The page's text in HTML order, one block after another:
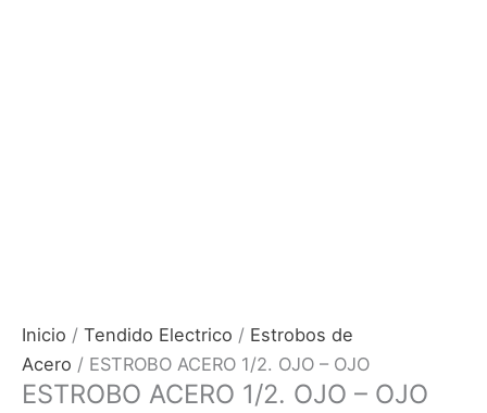
Inicio / Tendido Electrico / Estrobos de
Acero / ESTROBO ACERO 1/2. OJO – OJO
ESTROBO ACERO 1/2. OJO – OJO